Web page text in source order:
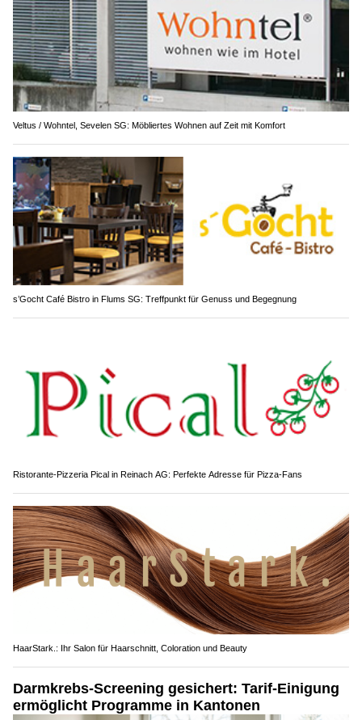
Veltus / Wohntel, Sevelen SG: Möbliertes Wohnen auf Zeit mit Komfort
s’Gocht Café Bistro in Flums SG: Treffpunkt für Genuss und Begegnung
Ristorante-Pizzeria Pical in Reinach AG: Perfekte Adresse für Pizza-Fans
HaarStark.: Ihr Salon für Haarschnitt, Coloration und Beauty
Darmkrebs-Screening gesichert: Tarif-Einigung
ermöglicht Programme in Kantonen